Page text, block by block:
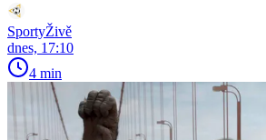
SportyŽivě
dnes, 17:10
4 min